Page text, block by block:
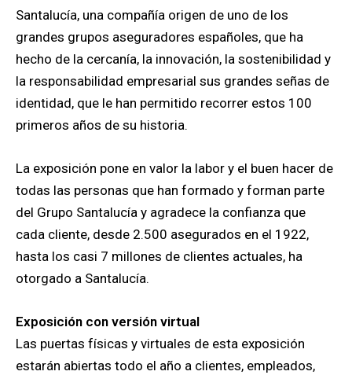
Santalucía, una compañía origen de uno de los
grandes grupos aseguradores españoles, que ha
hecho de la cercanía, la innovación, la sostenibilidad y
la responsabilidad empresarial sus grandes señas de
identidad, que le han permitido recorrer estos 100
primeros años de su historia.
La exposición pone en valor la labor y el buen hacer de
todas las personas que han formado y forman parte
del Grupo Santalucía y agradece la confianza que
cada cliente, desde 2.500 asegurados en el 1922,
hasta los casi 7 millones de clientes actuales, ha
otorgado a Santalucía.
Exposición con versión virtual
Las puertas físicas y virtuales de esta exposición
estarán abiertas todo el año a clientes, empleados,